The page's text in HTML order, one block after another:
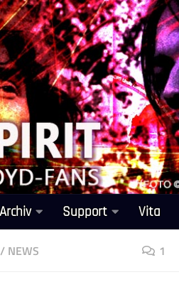
Support Vita
/ NEWS 1